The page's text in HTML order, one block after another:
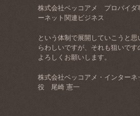
株式会社ベッコアメ プロバイダ
ーネット関連ビジネス
という体制で展開していこうと
らわしいですが、それも狙いです
よろしくお願いします。
株式会社ベッコアメ・インター
役 尾崎 憲一